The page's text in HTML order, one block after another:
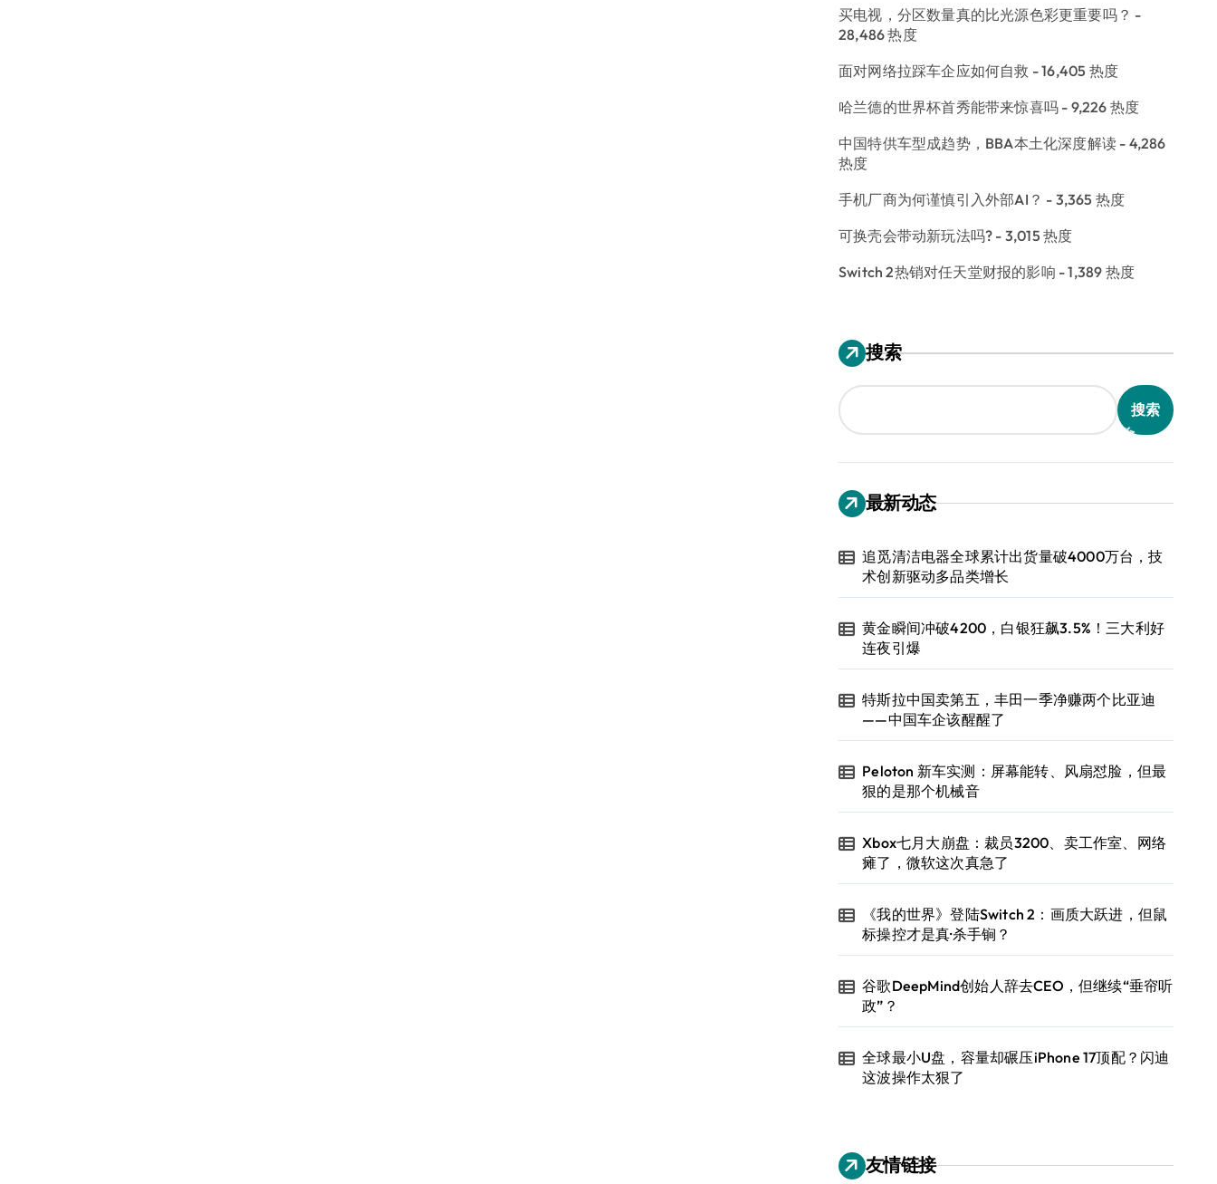
买电视，分区数量真的比光源色彩更重要吗？ -
28,486 热度
面对网络拉踩车企应如何自救 - 16,405 热度
哈兰德的世界杯首秀能带来惊喜吗 - 9,226 热度
中国特供车型成趋势，BBA本土化深度解读 - 4,286
热度
手机厂商为何谨慎引入外部AI？ - 3,365 热度
可换壳会带动新玩法吗? - 3,015 热度
Switch 2热销对任天堂财报的影响 - 1,389 热度
搜索
搜索
最新动态
追觅清洁电器全球累计出货量破4000万台，技
术创新驱动多品类增长
黄金瞬间冲破4200，白银狂飙3.5%！三大利好
连夜引爆
特斯拉中国卖第五，丰田一季净赚两个比亚迪
——中国车企该醒醒了
Peloton 新车实测：屏幕能转、风扇怼脸，但最
狠的是那个机械音
Xbox七月大崩盘：裁员3200、卖工作室、网络
瘫了，微软这次真急了
《我的世界》登陆Switch 2：画质大跃进，但鼠
标操控才是真·杀手锏？
谷歌DeepMind创始人辞去CEO，但继续“垂帘听
政”？
全球最小U盘，容量却碾压iPhone 17顶配？闪迪
这波操作太狠了
友情链接